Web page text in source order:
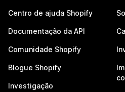
Centro de ajuda Shopify
Documentação da API
Comunidade Shopify
Blogue Shopify
Investigação